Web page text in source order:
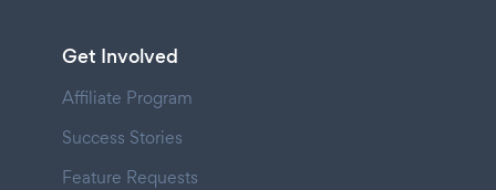
Get Involved
Affiliate Program
Success Stories
Feature Requests